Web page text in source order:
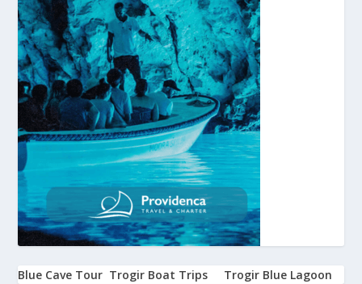
Blue Cave Tour Trogir Boat Trips Trogir Blue Lagoon